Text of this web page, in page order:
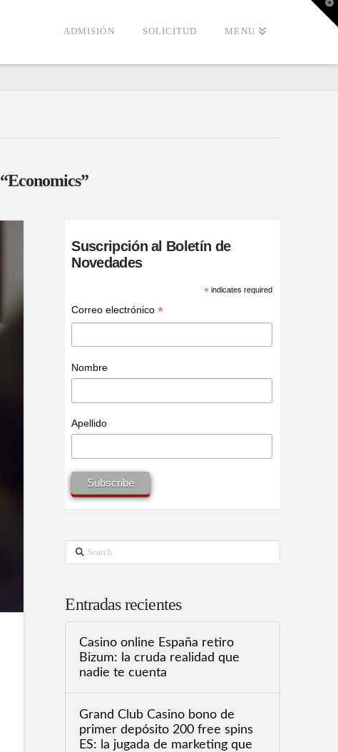
ADMISIÓN SOLICITUD MENU
“Economics”
Suscripción al Boletín de
Novedades
*indicates required
Correo electrónico*
Nombre
Apellido
Search
Entradas recientes
Casino online España retiro
Bizum: la cruda realidad que
nadie te cuenta
Grand Club Casino bono de
primer depósito 200 free spins
ES: la jugada de marketing que